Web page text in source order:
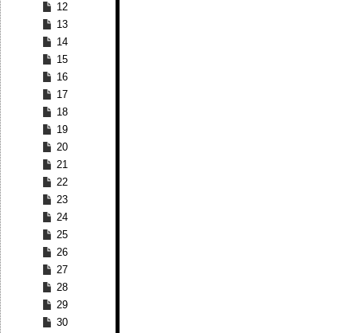
12
13
14
15
16
17
18
19
20
21
22
23
24
25
26
27
28
29
30